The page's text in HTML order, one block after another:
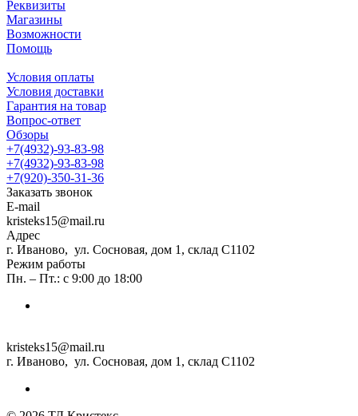
Реквизиты
Магазины
Возможности
Помощь
Условия оплаты
Условия доставки
Гарантия на товар
Вопрос-ответ
Обзоры
+7(4932)-93-83-98
+7(4932)-93-83-98
+7(920)-350-31-36
Заказать звонок
E-mail
kristeks15@mail.ru
Адрес
г. Иваново, ул. Сосновая, дом 1, склад С1102
Режим работы
Пн. – Пт.: с 9:00 до 18:00
kristeks15@mail.ru
г. Иваново, ул. Сосновая, дом 1, склад С1102